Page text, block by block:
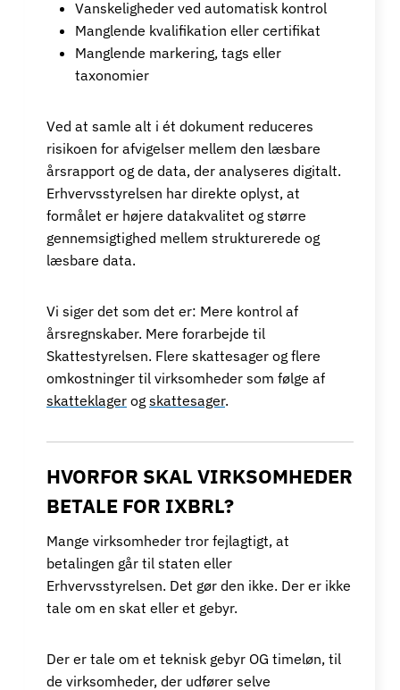
Vanskeligheder ved automatisk kontrol
Manglende kvalifikation eller certifikat
Manglende markering, tags eller
taxonomier
Ved at samle alt i ét dokument reduceres
risikoen for afvigelser mellem den læsbare
årsrapport og de data, der analyseres digitalt.
Erhvervsstyrelsen har direkte oplyst, at
formålet er højere datakvalitet og større
gennemsigtighed mellem strukturerede og
læsbare data.
Vi siger det som det er: Mere kontrol af
årsregnskaber. Mere forarbejde til
Skattestyrelsen. Flere skattesager og flere
omkostninger til virksomheder som følge af
skatteklager og skattesager.
HVORFOR SKAL VIRKSOMHEDER
BETALE FOR IXBRL?
Mange virksomheder tror fejlagtigt, at
betalingen går til staten eller
Erhvervsstyrelsen. Det gør den ikke. Der er ikke
tale om en skat eller et gebyr.
Der er tale om et teknisk gebyr OG timeløn, til
de virksomheder, der udfører selve